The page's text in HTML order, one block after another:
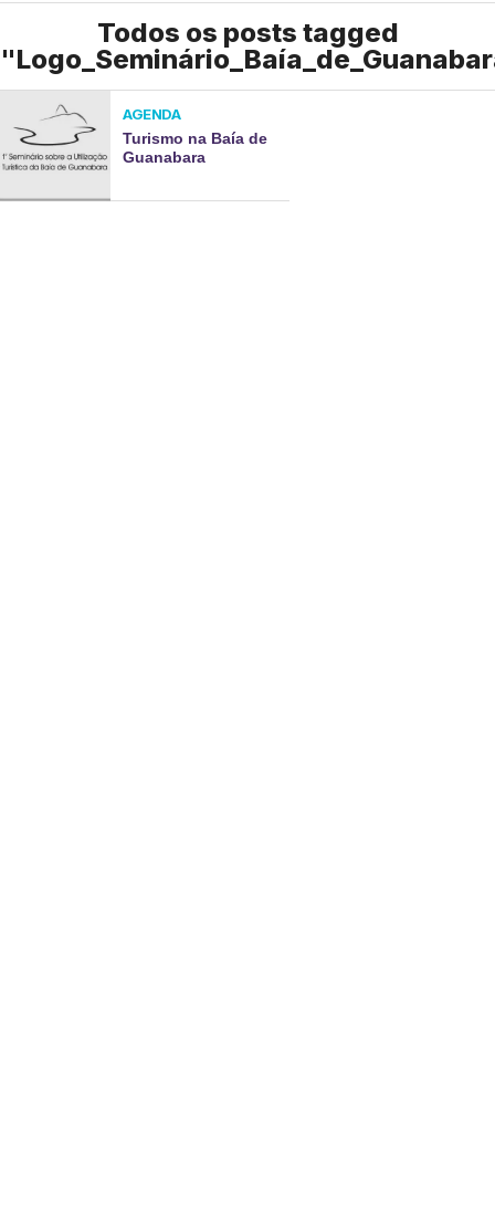
Todos os posts tagged
AGENDA
Turismo na Baía de
Guanabara